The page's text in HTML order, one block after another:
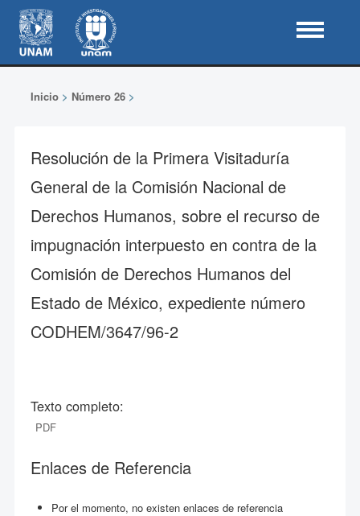
Inicio> Número 26>
Resolución de la Primera Visitaduría
General de la Comisión Nacional de
Derechos Humanos, sobre el recurso de
impugnación interpuesto en contra de la
Comisión de Derechos Humanos del
Estado de México, expediente número
CODHEM/3647/96-2
Texto completo:
PDF
Enlaces de Referencia
Por el momento, no existen enlaces de referencia